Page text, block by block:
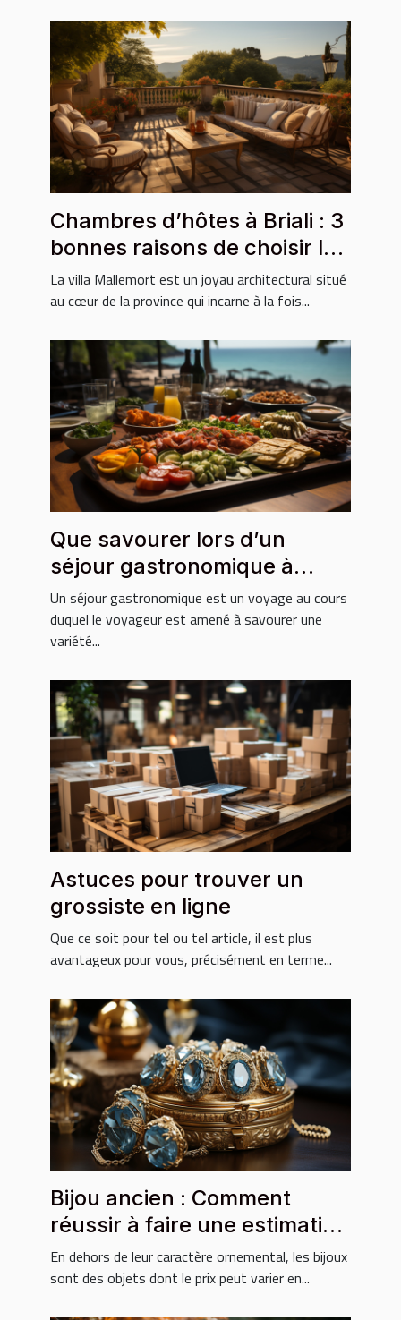
Chambres d’hôtes à Briali : 3
bonnes raisons de choisir la
villa Mallemort
La villa Mallemort est un joyau architectural situé
au cœur de la province qui incarne à la fois...
Que savourer lors d’un
séjour gastronomique à
Phuket ?
Un séjour gastronomique est un voyage au cours
duquel le voyageur est amené à savourer une
variété...
Astuces pour trouver un
grossiste en ligne
Que ce soit pour tel ou tel article, il est plus
avantageux pour vous, précisément en terme...
Bijou ancien : Comment
réussir à faire une estimation
sur le prix ?
En dehors de leur caractère ornemental, les bijoux
sont des objets dont le prix peut varier en...